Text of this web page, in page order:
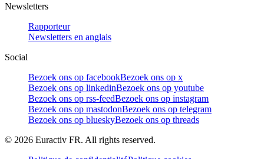
Newsletters
Rapporteur
Newsletters en anglais
Social
Bezoek ons op facebookBezoek ons op x
Bezoek ons op linkedinBezoek ons op youtube
Bezoek ons op rss-feedBezoek ons op instagram
Bezoek ons op mastodonBezoek ons op telegram
Bezoek ons op blueskyBezoek ons op threads
© 2026 Euractiv FR. All rights reserved.